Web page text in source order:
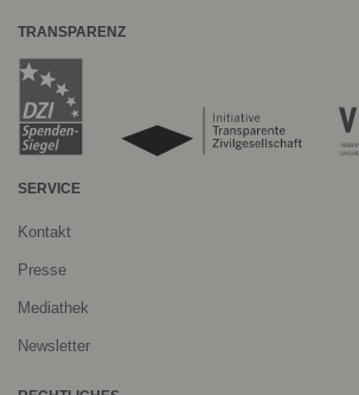
TRANSPARENZ
SERVICE
Kontakt
Presse
Mediathek
Newsletter